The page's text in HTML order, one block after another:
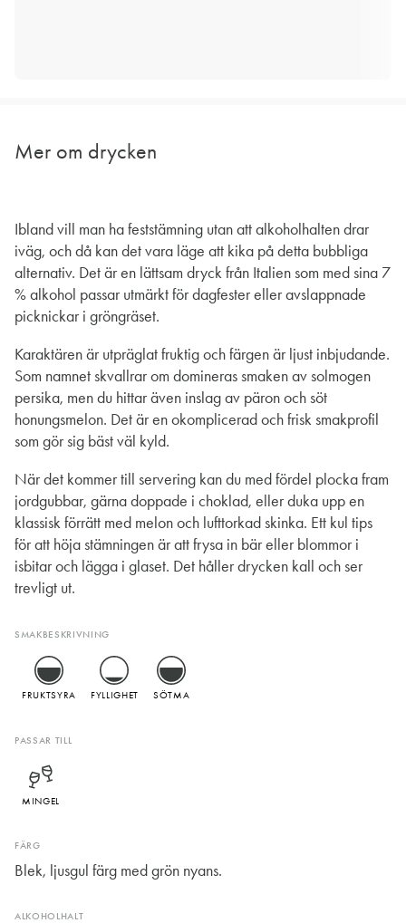
Mer om drycken
Ibland vill man ha feststämning utan att alkoholhalten drar
iväg, och då kan det vara läge att kika på detta bubbliga
alternativ. Det är en lättsam dryck från Italien som med sina 7
% alkohol passar utmärkt för dagfester eller avslappnade
picknickar i gröngräset.
Karaktären är utpräglat fruktig och färgen är ljust inbjudande.
Som namnet skvallrar om domineras smaken av solmogen
persika, men du hittar även inslag av päron och söt
honungsmelon. Det är en okomplicerad och frisk smakprofil
som gör sig bäst väl kyld.
När det kommer till servering kan du med fördel plocka fram
jordgubbar, gärna doppade i choklad, eller duka upp en
klassisk förrätt med melon och lufttorkad skinka. Ett kul tips
för att höja stämningen är att frysa in bär eller blommor i
isbitar och lägga i glaset. Det håller drycken kall och ser
trevligt ut.
SMAKBESKRIVNING
FRUKTSYRA FYLLIGHET SÖTMA
PASSAR TILL
MINGEL
FÄRG
Blek, ljusgul färg med grön nyans.
ALKOHOLHALT